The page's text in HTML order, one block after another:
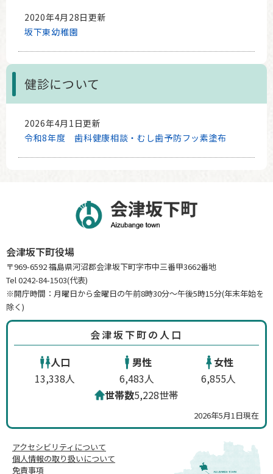
2020年4月28日更新
坂下東幼稚園
健診について
2026年4月1日更新
令和8年度 歯科健康相談・むし歯予防フッ素塗布
アクセシビリティについて
個人情報の取り扱いについて
免責事項
会津坂下町役場
〒969-6592 福島県河沼郡会津坂下町字市中三番甲3662番地
Tel 0242-84-1503(代表)
※開庁時間：月曜日から金曜日の午前8時30分～午後5時15分(年末年始を
除く)
会津坂下町の人口
人口
13,338人
男性
6,483人
女性
6,855人
世帯数5,228世帯
2026年5月1日現在